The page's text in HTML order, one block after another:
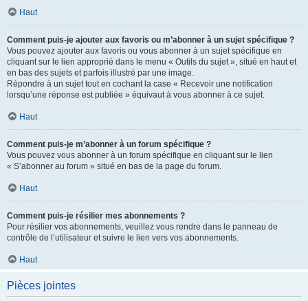
Haut
Comment puis-je ajouter aux favoris ou m’abonner à un sujet spécifique ?
Vous pouvez ajouter aux favoris ou vous abonner à un sujet spécifique en
cliquant sur le lien approprié dans le menu « Outils du sujet », situé en haut et
en bas des sujets et parfois illustré par une image.
Répondre à un sujet tout en cochant la case « Recevoir une notification
lorsqu’une réponse est publiée » équivaut à vous abonner à ce sujet.
Haut
Comment puis-je m’abonner à un forum spécifique ?
Vous pouvez vous abonner à un forum spécifique en cliquant sur le lien
« S’abonner au forum » situé en bas de la page du forum.
Haut
Comment puis-je résilier mes abonnements ?
Pour résilier vos abonnements, veuillez vous rendre dans le panneau de
contrôle de l’utilisateur et suivre le lien vers vos abonnements.
Haut
Pièces jointes